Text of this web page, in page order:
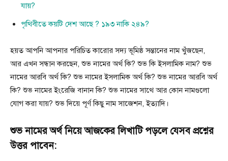
যায়?
পৃথিবীতে কয়টি দেশ আছে ? ১৯৩ নাকি ২৪৯?
হয়ত আপনি আপনার পরিচিত কারোর সদ্য ভূমিষ্ঠ সন্তানের নাম খুঁজছেন,
আর এখন সন্ধান করছেন, শুভ নামের অর্থ কি? শুভ কি ইসলামিক নাম? শুভ
নামের আরবি অর্থ কি? শুভ নামের ইসলামিক অর্থ কি? শুভ নামের আরবি অর্থ
কি? শুভ নামের ইংরেজি বানান কি? শুভ নামের সাথে আর কোন নামগুলো
যোগ করা যায়? শুভ দিয়ে পূর্ণ কিছু নাম সাজেশন, ইত্যাদি।
শুভ নামের অর্থ নিয়ে আজকের লিখাটি পড়লে যেসব প্রশ্নের
উত্তর পাবেন: